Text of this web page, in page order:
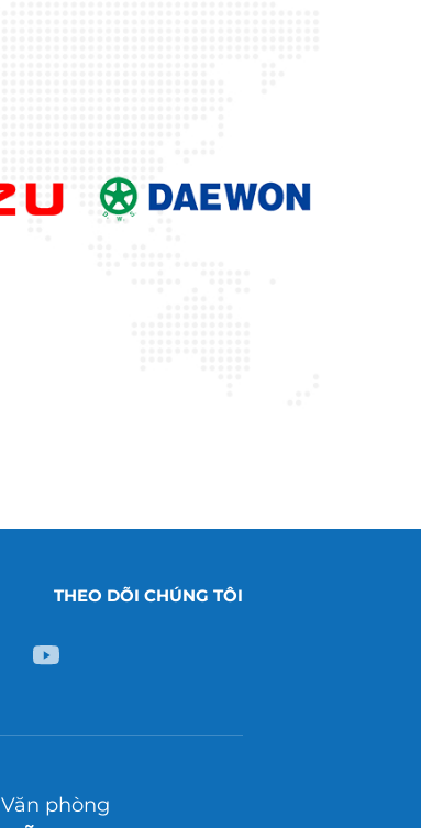
THEO DÕI CHÚNG TÔI
Văn phòng